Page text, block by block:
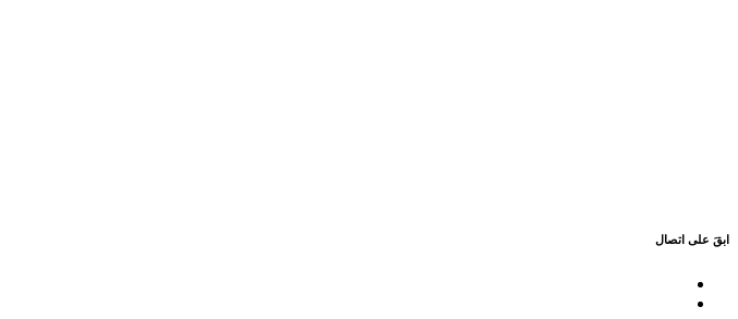
ابقَ على اتصال